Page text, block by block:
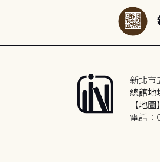
新北市
總館地
【地圖】
電話